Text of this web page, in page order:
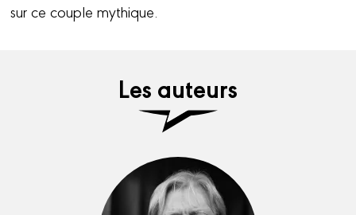
sur ce couple mythique.
Les auteurs